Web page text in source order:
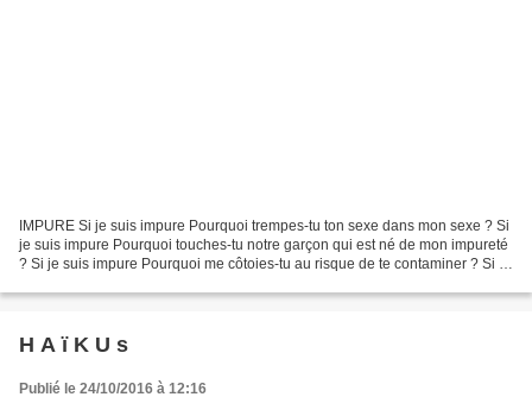
IMPURE Si je suis impure Pourquoi trempes-tu ton sexe dans mon sexe ? Si
je suis impure Pourquoi touches-tu notre garçon qui est né de mon impureté
? Si je suis impure Pourquoi me côtoies-tu au risque de te contaminer ? Si je
H A ï K U s
Publié le 24/10/2016 à 12:16